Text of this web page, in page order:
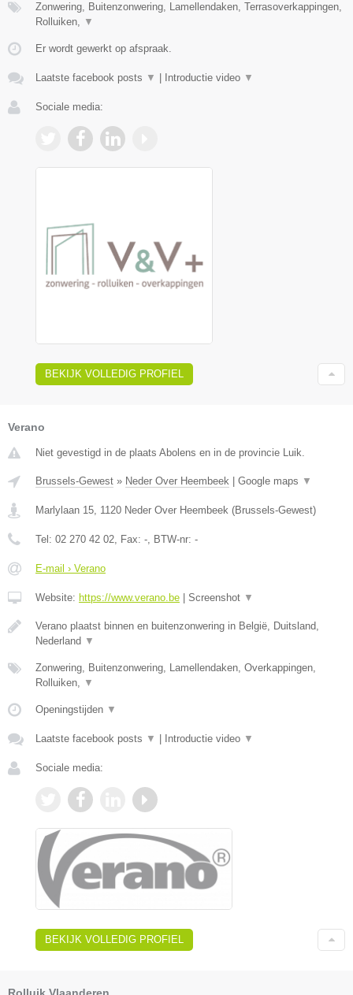
Zonwering, Buitenzonwering, Lamellendaken, Terrasoverkappingen,
Rolluiken, ▼
Er wordt gewerkt op afspraak.
Laatste facebook posts ▼ Introductie video ▼
Sociale media:
BEKIJK VOLLEDIG PROFIEL
Verano
Niet gevestigd in de plaats Abolens en in de provincie Luik.
Brussels-Gewest » Neder Over Heembeek Google maps ▼
Marlylaan 15, 1120 Neder Over Heembeek (Brussels-Gewest)
Tel: 02 270 42 02, Fax: -, BTW-nr: -
E-mail › Verano
Website: https://www.verano.be Screenshot ▼
Verano plaatst binnen en buitenzonwering in België, Duitsland,
Nederland ▼
Zonwering, Buitenzonwering, Lamellendaken, Overkappingen,
Rolluiken, ▼
Openingstijden ▼
Laatste facebook posts ▼ Introductie video ▼
Sociale media:
BEKIJK VOLLEDIG PROFIEL